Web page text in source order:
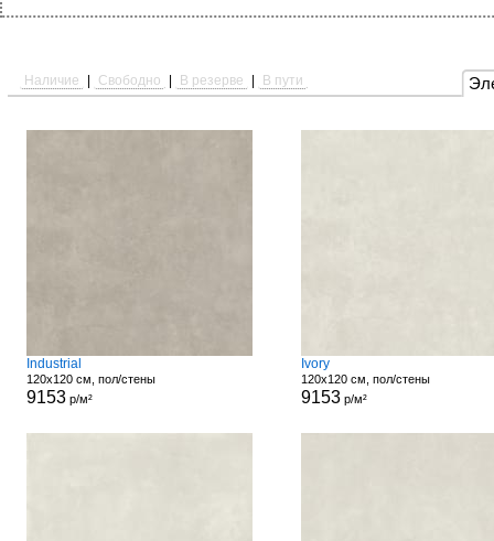
Наличие Свободно В резерве В пути
Industrial
120x120 см, пол/стены
9153р/м²
Ivory
120x120 см, пол/стены
9153р/м²